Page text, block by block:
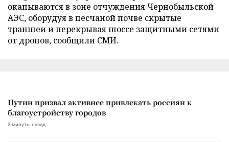
окапываются в зоне отчуждения Чернобыльской
АЭС, оборудуя в песчаной почве скрытые
траншеи и перекрывая шоссе защитными сетями
от дронов, сообщили СМИ.
Путин призвал активнее привлекать россиян к
благоустройству городов
3 минуты назад